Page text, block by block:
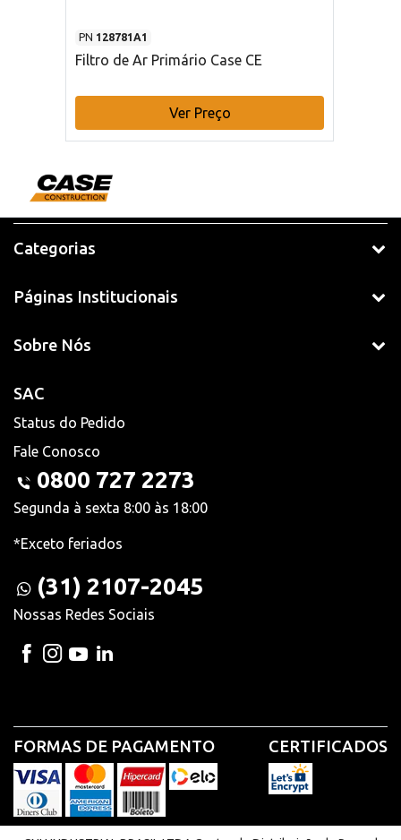
PN 128781A1
Filtro de Ar Primário Case CE
Ver Preço
Categorias
Páginas Institucionais
Sobre Nós
SAC
Status do Pedido
Fale Conosco
0800 727 2273
Segunda à sexta 8:00 às 18:00
*Exceto feriados
(31) 2107-2045
Nossas Redes Sociais
FORMAS DE PAGAMENTO CERTIFICADOS